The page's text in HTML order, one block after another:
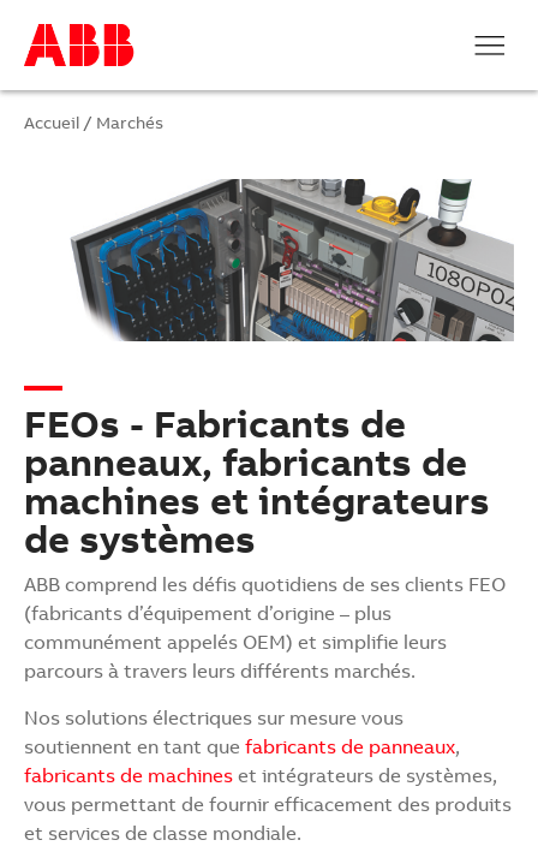
Accueil / Marchés
FEOs - Fabricants de
panneaux, fabricants de
machines et intégrateurs
de systèmes
ABB comprend les défis quotidiens de ses clients FEO
(fabricants d’équipement d’origine – plus
communément appelés OEM) et simplifie leurs
parcours à travers leurs différents marchés.
Nos solutions électriques sur mesure vous
soutiennent en tant que fabricants de panneaux,
fabricants de machines et intégrateurs de systèmes,
vous permettant de fournir efficacement des produits
et services de classe mondiale.